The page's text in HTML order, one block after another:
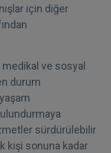
için diğer
ve sosyal
durum
sürdürülebilir
kişi sonuna kadar